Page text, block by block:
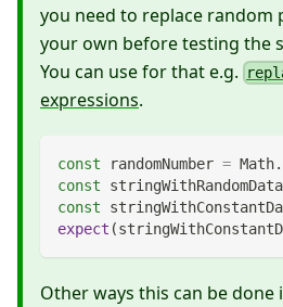
you need to replace
your own before testing the
You can use for that e.g.
expressions.
const randomNumber = Math.
const stringWithRandomData
const
expect (
Other ways this can be done